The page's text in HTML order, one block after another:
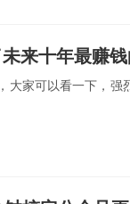
来十年最赚
看一下，强烈建议你先收